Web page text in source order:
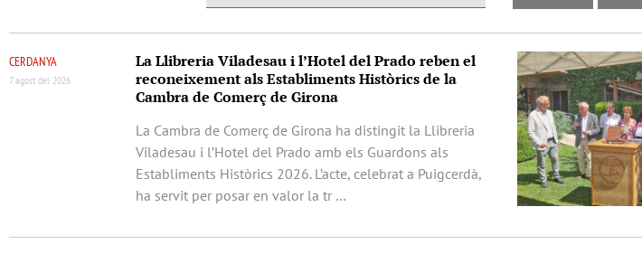
CERDANYA
7 agost del 2026
La Llibreria Viladesau i l’Hotel del Prado reben el
reconeixement als Establiments Històrics de la
Cambra de Comerç de Girona
La Cambra de Comerç de Girona ha distingit la Llibreria
Viladesau i l’Hotel del Prado amb els Guardons als
Establiments Històrics 2026. L’acte, celebrat a Puigcerdà,
ha servit per posar en valor la tr …